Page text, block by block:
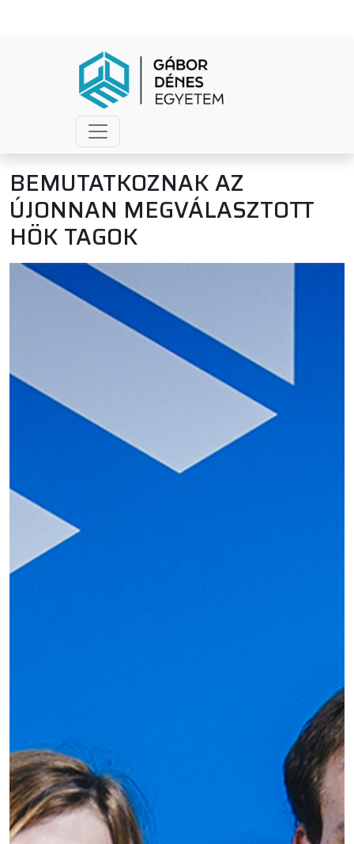
BEMUTATKOZNAK AZ
ÚJONNAN MEGVÁLASZTOTT
HÖK TAGOK